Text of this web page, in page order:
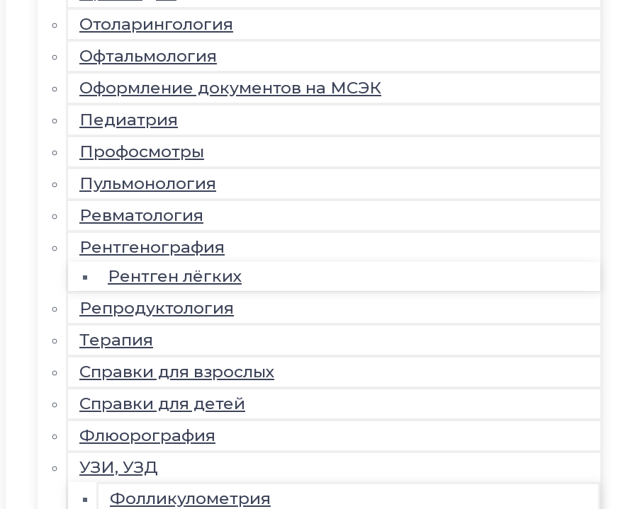
Отоларингология
Офтальмология
Оформление документов на МСЭК
Педиатрия
Профосмотры
Пульмонология
Ревматология
Рентгенография
Рентген лёгких
Репродуктология
Терапия
Справки для взрослых
Справки для детей
Флюорография
УЗИ, УЗД
Фолликулометрия